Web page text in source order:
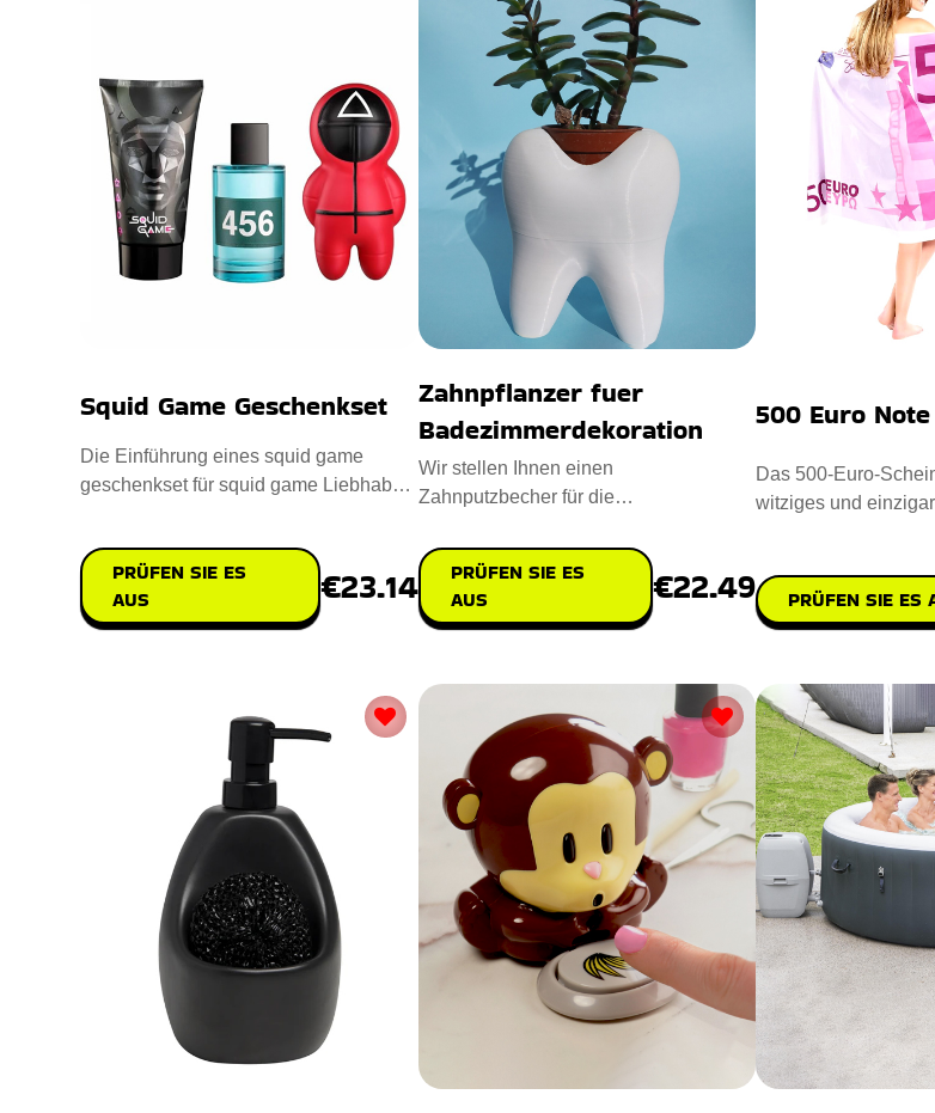
Squid Game Geschenkset
Die Einführung eines squid game
geschenkset für squid game Liebhaber.
PRÜFEN SIE ES
AUS
€23.14
Zahnpflanzer fuer
Badezimmerdekoration
Wir stellen Ihnen einen
Zahnputzbecher für die
Aufbewahrung Ih
PRÜFEN SIE ES
AUS
€22.49
500 Euro
Das 500-Euro-
witziges und
PRÜFEN SIE ES